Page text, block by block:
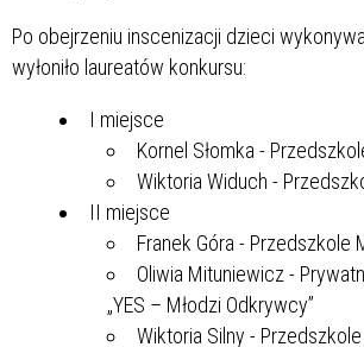
Po obejrzeniu inscenizacji dzieci
wyłoniło laureatów konkursu:
I miejsce
Kornel Słomka -
Wiktoria Widuch -
II miejsce
Franek Góra - Przedszkole
Oliwia Mituniewicz -
„YES – Młodzi Odkrywcy”
Wiktoria Silny -